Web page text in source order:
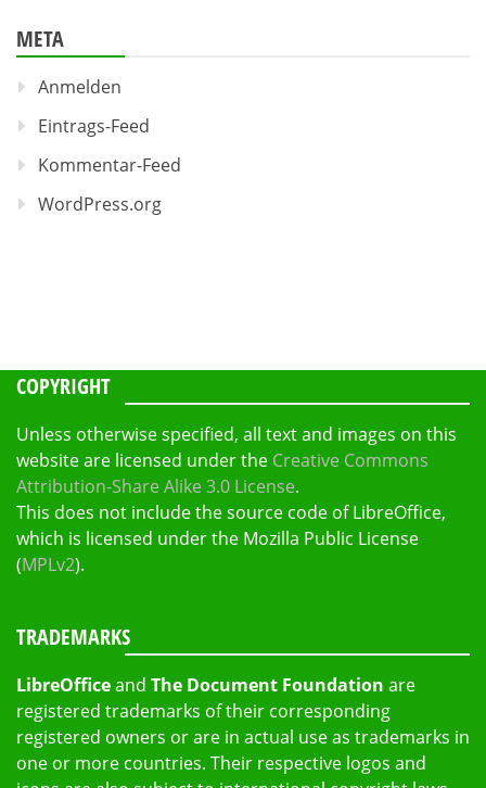
META
Anmelden
Eintrags-Feed
Kommentar-Feed
WordPress.org
COPYRIGHT
Unless otherwise specified, all text and images on this
website are licensed under the Creative Commons
Attribution-Share Alike 3.0 License.
This does not include the source code of LibreOffice,
which is licensed under the Mozilla Public License
(MPLv2).
TRADEMARKS
LibreOfficeand The Document Foundation are
registered trademarks of their corresponding
registered owners or are in actual use as trademarks in
one or more countries. Their respective logos and